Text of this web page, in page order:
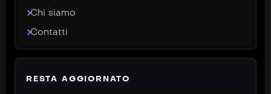
Chi siamo
Contatti
RESTA AGGIORNATO